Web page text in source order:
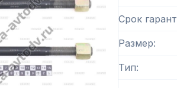
Срок
Размер
Тип